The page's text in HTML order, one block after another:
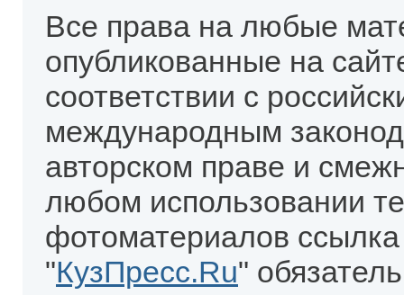
Все права на любые
опубликованные на
соответствии с
международным
авторском праве и
любом использовании
фотоматериалов
"КузПресс.Ru"